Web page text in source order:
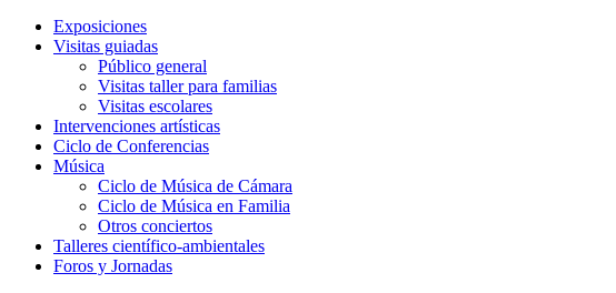
Exposiciones
Visitas guiadas
Público general
Visitas taller para familias
Visitas escolares
Intervenciones artísticas
Ciclo de Conferencias
Música
Ciclo de Música de Cámara
Ciclo de Música en Familia
Otros conciertos
Talleres científico-ambientales
Foros y Jornadas